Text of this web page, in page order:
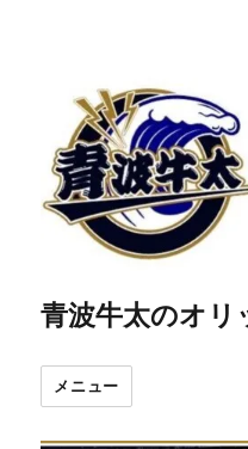
青波牛太のオ
メニュー